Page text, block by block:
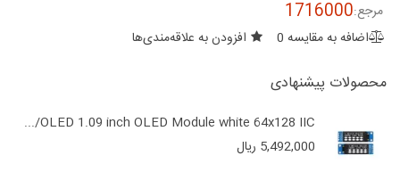
مرجع:1716000
اضافه به مقایسه 0 افزودن به علاقه‌مندی‌ها
محصولات پیشنهادی
OLED 1.09 inch OLED Module white 64x128 IIC/...
5,492,000 ریال